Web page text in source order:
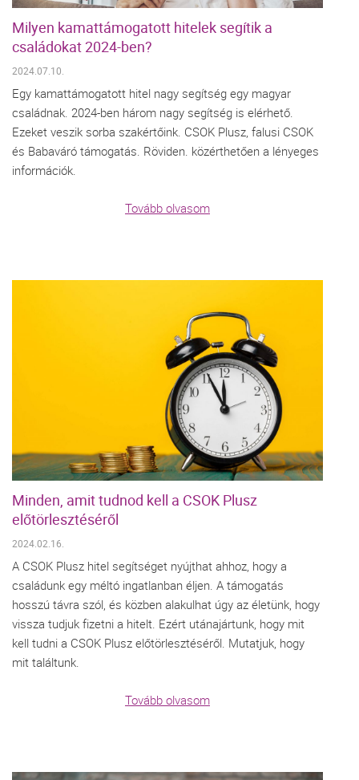
Milyen kamattámogatott hitelek segítik a
családokat 2024-ben?
2024.07.10.
Egy kamattámogatott hitel nagy segítség egy magyar
családnak. 2024-ben három nagy segítség is elérhető.
Ezeket veszik sorba szakértőink. CSOK Plusz, falusi CSOK
és Babaváró támogatás. Röviden. közérthetően a lényeges
információk.
Tovább olvasom
Minden, amit tudnod kell a CSOK Plusz
előtörlesztéséről
2024.02.16.
A CSOK Plusz hitel segítséget nyújthat ahhoz, hogy a
családunk egy méltó ingatlanban éljen. A támogatás
hosszú távra szól, és közben alakulhat úgy az életünk, hogy
vissza tudjuk fizetni a hitelt. Ezért utánajártunk, hogy mit
kell tudni a CSOK Plusz előtörlesztéséről. Mutatjuk, hogy
mit találtunk.
Tovább olvasom